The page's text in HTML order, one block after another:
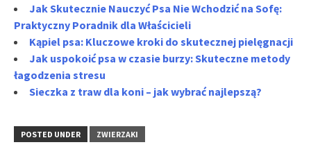
Jak Skutecznie Nauczyć Psa Nie Wchodzić na Sofę:
Praktyczny Poradnik dla Właścicieli
Kąpiel psa: Kluczowe kroki do skutecznej pielęgnacji
Jak uspokoić psa w czasie burzy: Skuteczne metody
łagodzenia stresu
Sieczka z traw dla koni – jak wybrać najlepszą?
POSTED UNDER ZWIERZAKI